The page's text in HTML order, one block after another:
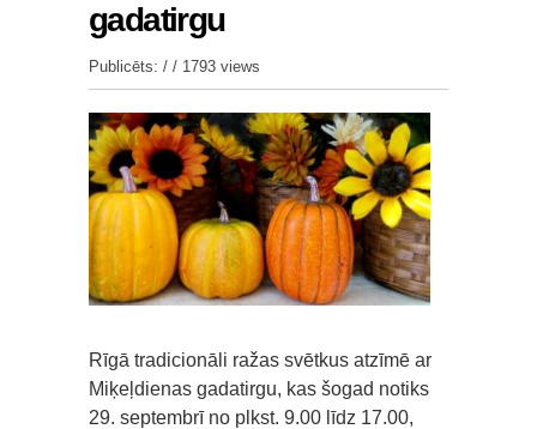
gadatirgu
Publicēts: / / 1793 views
Rīgā tradicionāli ražas svētkus atzīmē ar
Miķeļdienas gadatirgu, kas šogad notiks
29. septembrī no plkst. 9.00 līdz 17.00,